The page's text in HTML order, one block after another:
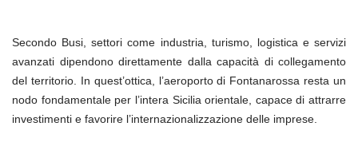
Secondo Busi, settori come industria, turismo, logistica e servizi
avanzati dipendono direttamente dalla capacità di collegamento
del territorio. In quest’ottica, l’aeroporto di Fontanarossa resta un
nodo fondamentale per l’intera Sicilia orientale, capace di attrarre
investimenti e favorire l’internazionalizzazione delle imprese.